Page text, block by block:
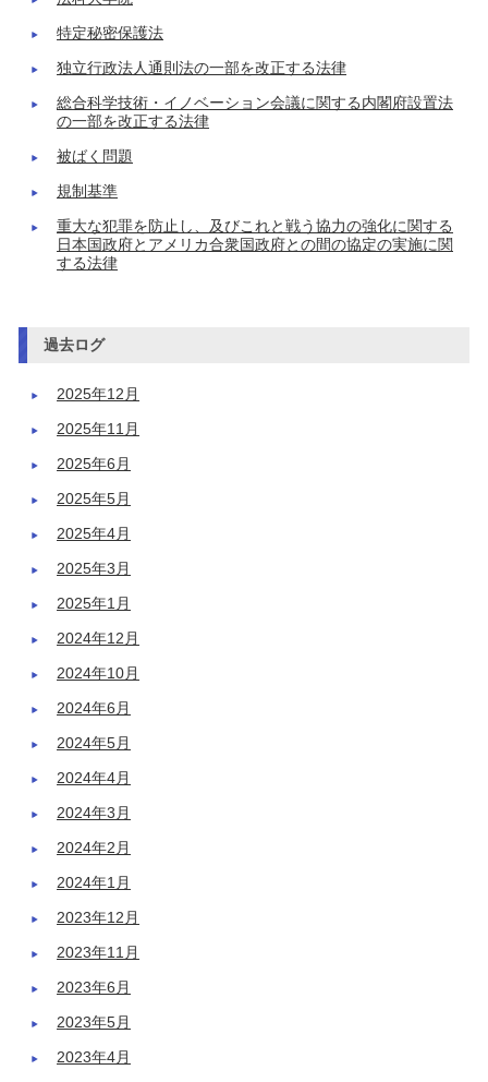
特定秘密保護法
独立行政法人通則法の一部を改正する法律
総合科学技術・イノベーション会議に関する内閣府設置法
の一部を改正する法律
被ばく問題
規制基準
重大な犯罪を防止し、及びこれと戦う協力の強化に関する
日本国政府とアメリカ合衆国政府との間の協定の実施に関
する法律
過去ログ
2025年12月
2025年11月
2025年6月
2025年5月
2025年4月
2025年3月
2025年1月
2024年12月
2024年10月
2024年6月
2024年5月
2024年4月
2024年3月
2024年2月
2024年1月
2023年12月
2023年11月
2023年6月
2023年5月
2023年4月